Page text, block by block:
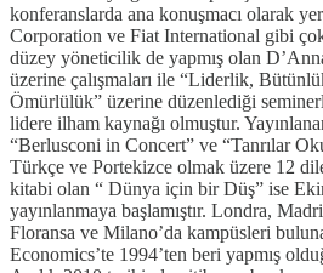
konferanslarda ana konuşmacı olarak
Corporation ve Fiat International gibi
düzey yöneticilik de yapmış olan
üzerine çalışmaları ile “Liderlik,
Ömürlülük” üzerine düzenlediği
lidere ilham kaynağı olmuştur.
“Berlusconi in Concert” ve “Tanrılar
Türkçe ve Portekizce olmak üzere 12
kitabi olan “ Dünya için bir Düş” ise
yayınlanmaya başlamıştır. Londra,
Floransa ve Milano’da kampüsleri
Economics’te 1994’ten beri yapmış